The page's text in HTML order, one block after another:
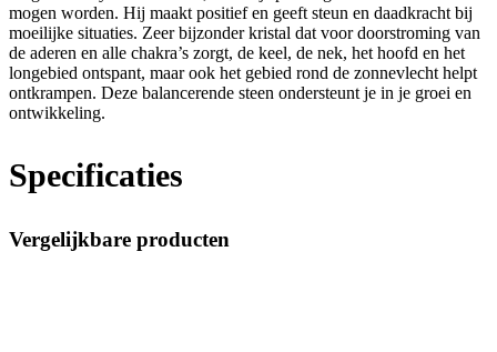
mogen worden. Hij maakt positief en geeft steun en daadkracht bij
moeilijke situaties. Zeer bijzonder kristal dat voor doorstroming van
de aderen en alle chakra’s zorgt, de keel, de nek, het hoofd en het
longebied ontspant, maar ook het gebied rond de zonnevlecht helpt
ontkrampen. Deze balancerende steen ondersteunt je in je groei en
ontwikkeling.
Specificaties
Vergelijkbare producten